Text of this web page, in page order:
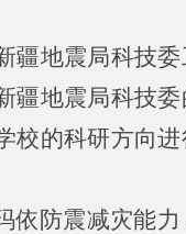
疆地震局科技
疆地震局科技
的科研方向进
依防震减灾能